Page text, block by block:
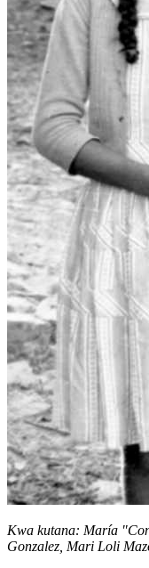
Kwa kutana: María
Gonzalez, Mari Loli